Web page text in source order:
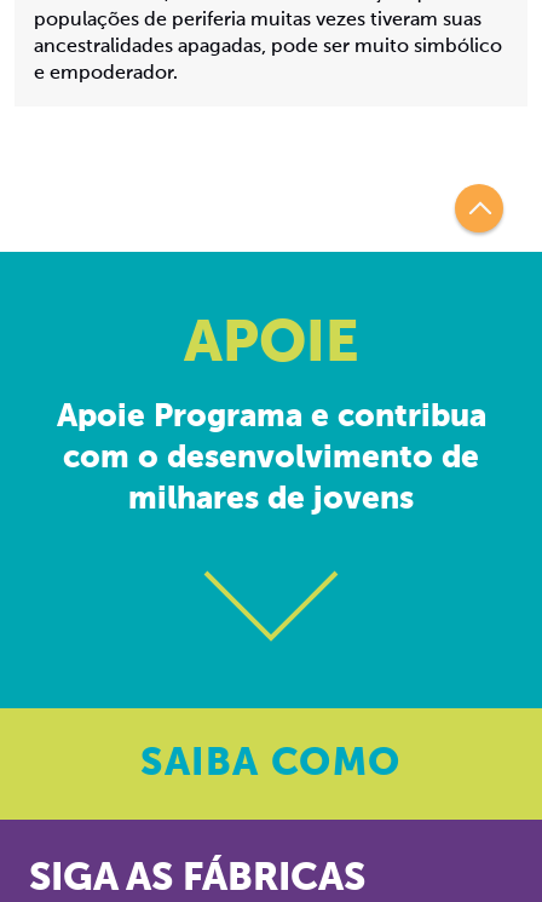
populações de periferia muitas vezes tiveram suas
ancestralidades apagadas, pode ser muito simbólico
e empoderador.
APOIE
Apoie Programa e contribua
com o desenvolvimento de
milhares de jovens
SAIBA COMO
SIGA AS FÁBRICAS